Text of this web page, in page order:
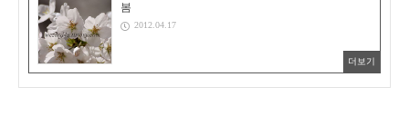
봄
2012.04.17
더보기